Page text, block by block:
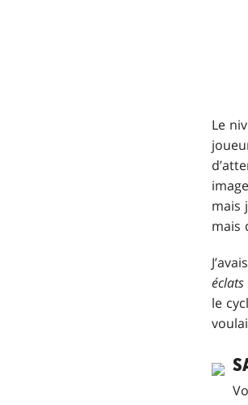
Le
mais
mais
éclats
le